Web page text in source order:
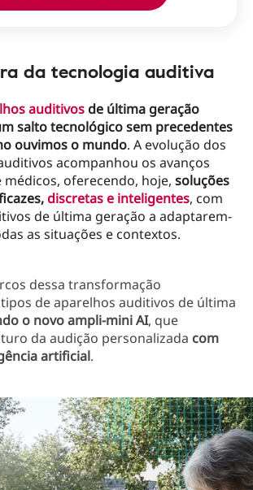
da tecnologia auditiva
auditivosde última geração
salto tecnológico sem precedentes
ouvimos o mundo. A evolução dos
acompanhou os avanços
oferecendo, hoje, soluções
discretas e inteligentes, com
de última geração a adaptarem-
as situações e contextos.
dessa transformação
de aparelhos auditivos de última
o novo ampli-mini AI, que
da audição personalizada com
artificial.